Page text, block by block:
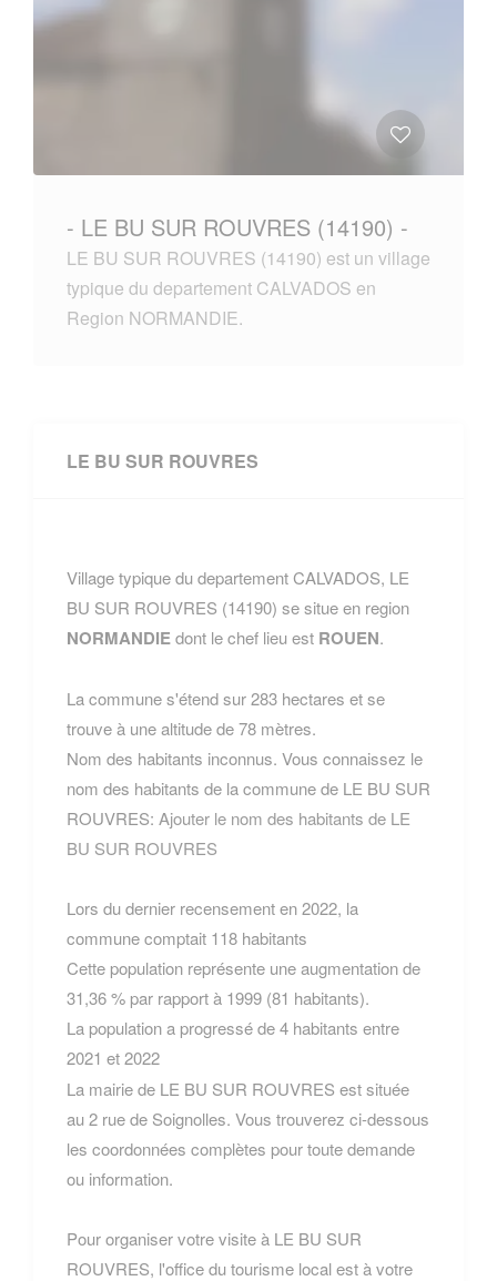
- LE BU SUR ROUVRES (14190) -
LE BU SUR ROUVRES (14190) est un village
typique du departement CALVADOS en
Region NORMANDIE.
LE BU SUR ROUVRES
Village typique du departement CALVADOS, LE
BU SUR ROUVRES (14190) se situe en region
NORMANDIEdont le chef lieu est ROUEN.
La commune s'étend sur 283 hectares et se
trouve à une altitude de 78 mètres.
Nom des habitants inconnus. Vous connaissez le
nom des habitants de la commune de LE BU SUR
ROUVRES: Ajouter le nom des habitants de LE
BU SUR ROUVRES
Lors du dernier recensement en 2022, la
commune comptait 118 habitants
Cette population représente une augmentation de
31,36 % par rapport à 1999 (81 habitants).
La population a progressé de 4 habitants entre
2021 et 2022
La mairie de LE BU SUR ROUVRES est située
au 2 rue de Soignolles. Vous trouverez ci-dessous
les coordonnées complètes pour toute demande
ou information.
Pour organiser votre visite à LE BU SUR
ROUVRES, l'office du tourisme local est à votre